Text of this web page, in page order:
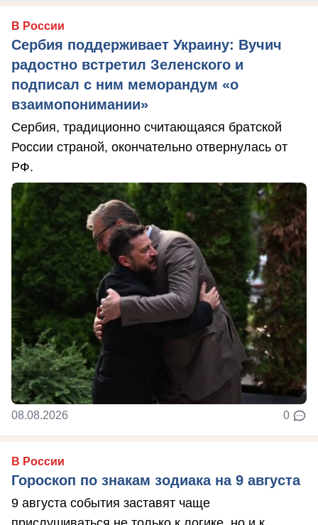
В России
Сербия поддерживает Украину: Вучич
радостно встретил Зеленского и
подписал с ним меморандум «о
взаимопонимании»
Сербия, традиционно считающаяся братской
России страной, окончательно отвернулась от
РФ.
08.08.2026 0
В России
Гороскоп по знакам зодиака на 9 августа
9 августа события заставят чаще